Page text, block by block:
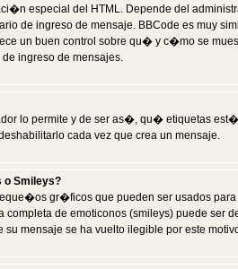
especial del HTML. Depende del
de ingreso de mensaje. BBCode es muy
un buen control sobre qu� y c�mo se
ingreso de mensajes.
lo permite y de ser as�, qu� etiquetas
cada vez que crea un mensaje.
Smileys?
gr�ficos que pueden ser usados
completa de emoticonos (smileys) puede
su mensaje se ha vuelto ilegible por este